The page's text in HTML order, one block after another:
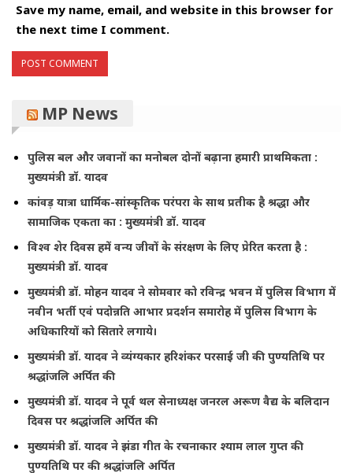
Save my name, email, and website in this browser for
the next time I comment.
MP News
पुलिस बल और जवानों का मनोबल दोनों बढ़ाना हमारी प्राथमिकता :
मुख्यमंत्री डॉ. यादव
कांवड़ यात्रा धार्मिक-सांस्कृतिक परंपरा के साथ प्रतीक है श्रद्धा और
सामाजिक एकता का : मुख्यमंत्री डॉ. यादव
विश्व शेर दिवस हमें वन्य जीवों के संरक्षण के लिए प्रेरित करता है :
मुख्यमंत्री डॉ. यादव
मुख्यमंत्री डॉ. मोहन यादव ने सोमवार को रविन्द्र भवन में पुलिस विभाग में
नवीन भर्ती एवं पदोन्नति आभार प्रदर्शन समारोह में पुलिस विभाग के
अधिकारियों को सितारे लगाये।
मुख्यमंत्री डॉ. यादव ने व्यंग्यकार हरिशंकर परसाई जी की पुण्यतिथि पर
श्रद्धांजलि अर्पित की
मुख्यमंत्री डॉ. यादव ने पूर्व थल सेनाध्यक्ष जनरल अरूण वैद्य के बलिदान
दिवस पर श्रद्धांजलि अर्पित की
मुख्यमंत्री डॉ. यादव ने झंडा गीत के रचनाकार श्याम लाल गुप्त की
पुण्यतिथि पर की श्रद्धांजलि अर्पित